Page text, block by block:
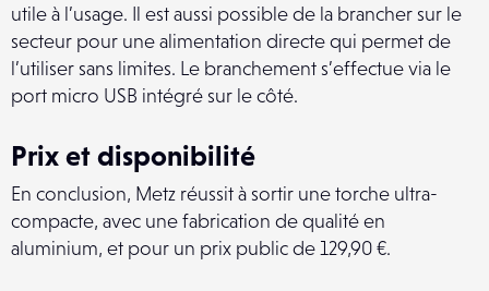
utile à l’usage. Il est aussi possible de la brancher sur le
secteur pour une alimentation directe qui permet de
l’utiliser sans limites. Le branchement s’effectue via le
port micro USB intégré sur le côté.
Prix et disponibilité
En conclusion, Metz réussit à sortir une torche ultra-
compacte, avec une fabrication de qualité en
aluminium, et pour un prix public de 129,90 €.